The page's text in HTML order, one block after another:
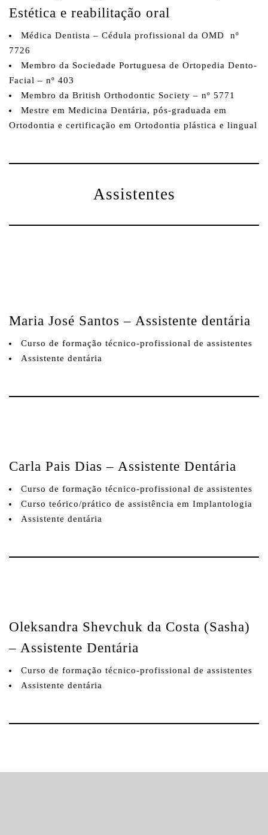
Estética e reabilitação oral
Médica Dentista – Cédula profissional da OMD nº
7726
Membro da Sociedade Portuguesa de Ortopedia Dento-
Facial – nº 403
Membro da British Orthodontic Society – nº 5771
Mestre em Medicina Dentária, pós-graduada em
Ortodontia e certificação em Ortodontia plástica e lingual
Assistentes
Maria José Santos – Assistente dentária
Curso de formação técnico-profissional de assistentes
Assistente dentária
Carla Pais Dias – Assistente Dentária
Curso de formação técnico-profissional de assistentes
Curso teórico/prático de assistência em Implantologia
Assistente dentária
Oleksandra Shevchuk da Costa (Sasha)
– Assistente Dentária
Curso de formação técnico-profissional de assistentes
Assistente dentária